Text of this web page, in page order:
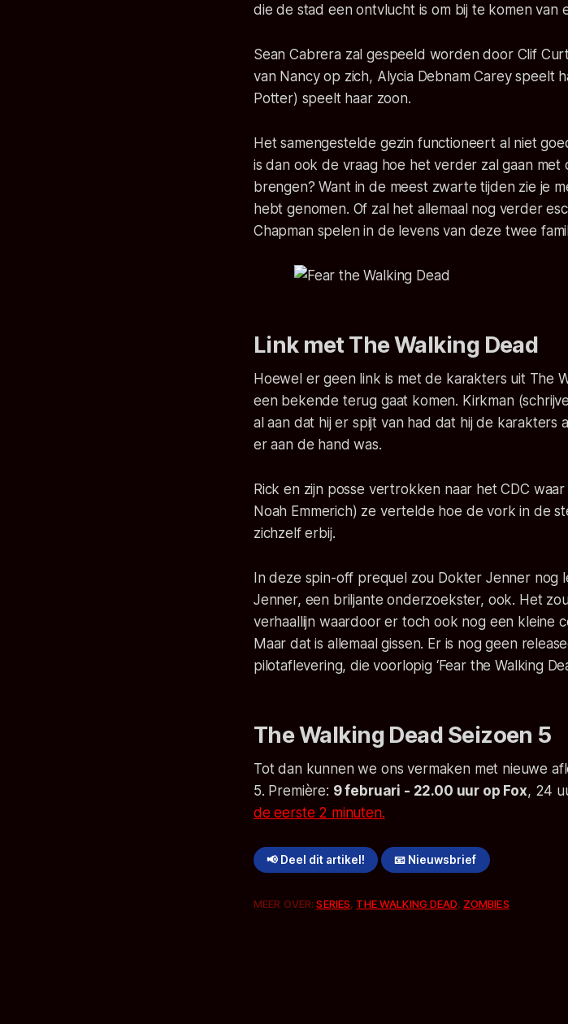
die de stad een ontvlucht is om bij te komen van
Sean Cabrera zal gespeeld worden door Clif
van Nancy op zich, Alycia Debnam Carey speelt
Potter) speelt haar zoon.
Het samengestelde gezin functioneert al niet
is dan ook de vraag hoe het verder zal gaan met
brengen? Want in de meest zwarte tijden zie je
hebt genomen. Of zal het allemaal nog verder
Chapman spelen in de levens van deze twee
Link met The Walking Dead
Hoewel er geen link is met de karakters uit The
een bekende terug gaat komen. Kirkman
al aan dat hij er spijt van had dat hij de
er aan de hand was.
Rick en zijn posse vertrokken naar het CDC
Noah Emmerich) ze vertelde hoe de vork in de
zichzelf erbij.
In deze spin-off prequel zou Dokter Jenner nog
Jenner, een briljante onderzoekster, ook. Het
verhaallijn waardoor er toch ook nog een kleine
Maar dat is allemaal gissen. Er is nog geen
pilotaflevering, die voorlopig ‘Fear the Walking
The Walking Dead Seizoen 5
Tot dan kunnen we ons vermaken met nieuwe
5. Première: 9 februari - 22.00 uur op Fox, 24
de eerste 2 minuten.
📢 Deel dit artikel! 📧 Nieuwsbrief
MEER OVER:SERIES, THE WALKING DEAD, ZOMBIES